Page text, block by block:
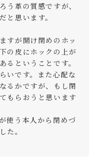
う革の質感ですが、
と思います。
すが開け閉めのホッ
の皮にホックの上が
るということです。
いです。また心配な
るかですが、もし閉
もらおうと思います
使う本人から閉めづ
た。